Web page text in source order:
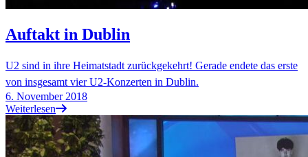
Auftakt in Dublin
U2 sind in ihre Heimatstadt zurückgekehrt! Gerade endete das erste
von insgesamt vier U2-Konzerten in Dublin.
6. November 2018
Weiterlesen